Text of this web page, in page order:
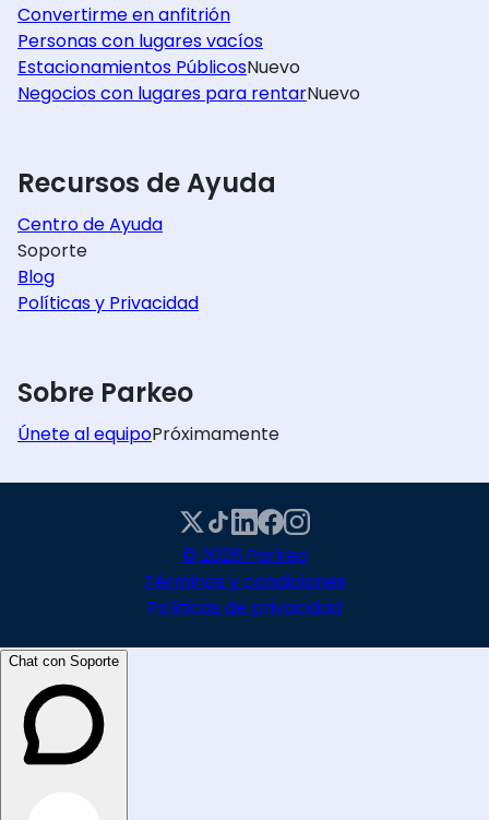
Convertirme en anfitrión
Personas con lugares vacíos
Estacionamientos PúblicosNuevo
Negocios con lugares para rentarNuevo
Recursos de Ayuda
Centro de Ayuda
Soporte
Blog
Políticas y Privacidad
Sobre Parkeo
Únete al equipoPróximamente
© 2026 Parkeo
Términos y condiciones
Políticas de privacidad
Chat con Soporte